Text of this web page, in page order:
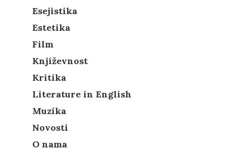
Esejistika
Estetika
Film
Književnost
Kritika
Literature in English
Muzika
Novosti
O nama